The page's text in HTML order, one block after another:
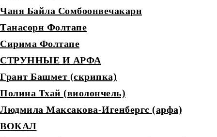
Чаня Байла Сомбоонвечакарн
Танасорн Фолтапе
Сирима Фолтапе
СТРУННЫЕ И АРФА
Грант Башмет (скрипка)
Полина Тхай (виолончель)
Людмила Максакова-Игенбергс (арфа)
ВОКАЛ